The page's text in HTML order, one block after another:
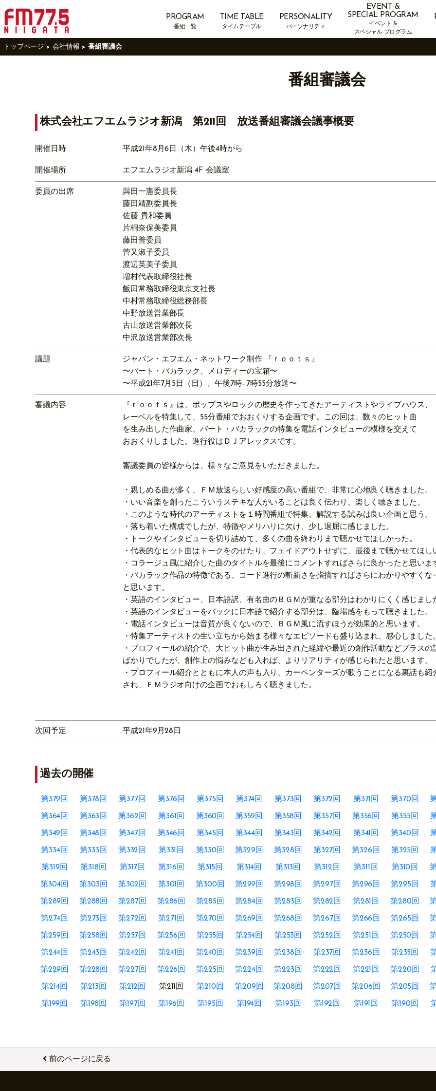
PROGRAM
番組一覧
TIME TABLE
タイムテーブル
PERSONALITY
パーソナリティ
EVENT &
SPECIAL PROGRAM
イベント &
スペシャル プログラム
トップページ 会社情報 番組審議会
番組審議会
株式会社エフエムラジオ新潟 第211回 放送番組審議会議事概要
開催日時 平成21年8月6日（木）午後4時から
開催場所 エフエムラジオ新潟 4F 会議室
委員の出席
與田一憲委員長
藤田靖副委員長
佐藤 貴和委員
片桐奈保美委員
藤田普委員
菅又淑子委員
渡辺英美子委員
増村代表取締役社長
飯田常務取締役東京支社長
中村常務取締役総務部長
中野放送営業部長
古山放送営業部次長
中沢放送営業部次長
議題
ジャパン・エフエム・ネットワーク制作 『ｒｏｏｔｓ』
〜バート・バカラック、メロディーの宝箱〜
〜平成21年7月5日（日）、午後7時−7時55分放送〜
審議内容
『ｒｏｏｔｓ』は、ポップスやロックの歴史を作ってきたアーティストやライブハウス、
レーベルを特集して、55分番組でおおくりする企画です。この回は、数々のヒット曲
を生み出した作曲家、バート・バカラックの特集を電話インタビューの模様を交えて
おおくりしました。進行役はＤＪアレックスです。
審議委員の皆様からは、様々なご意見をいただきました。
・親しめる曲が多く、ＦＭ放送らしい好感度の高い番組で、非常に心地良く聴きました。
・いい音楽を創ったこういうステキな人がいることは良く伝わり、楽しく聴きました。
・このような時代のアーティストを１時間番組で特集、解説する試みは良い企画と思う。
・落ち着いた構成でしたが、特徴やメリハリに欠け、少し退屈に感じました。
・トークやインタビューを切り詰めて、多くの曲を終わりまで聴かせてほしかった。
・代表的なヒット曲はトークをのせたり、フェイドアウトせずに、最後まで聴かせてほし
・コラージュ風に紹介した曲のタイトルを最後にコメントすればさらに良かったと思いま
・バカラック作品の特徴である、コード進行の斬新さを指摘すればさらにわかりやすくな
と思います。
・英語のインタビュー、日本語訳、有名曲のＢＧＭが重なる部分はわかりにくく感じまし
・英語のインタビューをバックに日本語で紹介する部分は、臨場感をもって聴きました。
・電話インタビューは音質が良くないので、ＢＧＭ風に流すほうが効果的と思います。
・特集アーティストの生い立ちから始まる様々なエピソードも盛り込まれ、感心しました。
・プロフィールの紹介で、大ヒット曲が生み出された経緯や最近の創作活動などプラスの
ばかりでしたが、創作上の悩みなども入れば、よりリアリティが感じられたと思います。
・プロフィール紹介とともに本人の声も入り、カーペンターズが歌うことになる裏話も紹
され、ＦＭラジオ向けの企画でおもしろく聴きました。
次回予定 平成21年9月28日
過去の開催
第379回 第378回 第377回 第376回 第375回 第374回 第373回 第372回 第371回 第370回
第364回 第363回 第362回 第361回 第360回 第359回 第358回 第357回 第356回 第355回
第349回 第348回 第347回 第346回 第345回 第344回 第343回 第342回 第341回 第340回
第334回 第333回 第332回 第331回 第330回 第329回 第328回 第327回 第326回 第325回
第319回 第318回 第317回 第316回 第315回 第314回 第313回 第312回 第311回 第310回
第304回 第303回 第302回 第301回 第300回 第299回 第298回 第297回 第296回 第295回
第289回 第288回 第287回 第286回 第285回 第284回 第283回 第282回 第281回 第280回
第274回 第273回 第272回 第271回 第270回 第269回 第268回 第267回 第266回 第265回
第259回 第258回 第257回 第256回 第255回 第254回 第253回 第252回 第251回 第250回
第244回 第243回 第242回 第241回 第240回 第239回 第238回 第237回 第236回 第235回
第229回 第228回 第227回 第226回 第225回 第224回 第223回 第222回 第221回 第220回
第214回 第213回 第212回 第211回 第210回 第209回 第208回 第207回 第206回 第205回
第199回 第198回 第197回 第196回 第195回 第194回 第193回 第192回 第191回 第190回
前のページに戻る